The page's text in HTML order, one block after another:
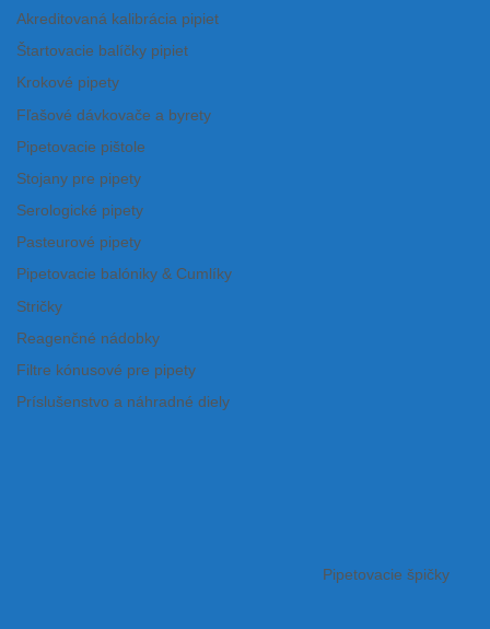
Akreditovaná kalibrácia pipiet
Štartovacie balíčky pipiet
Krokové pipety
Fľašové dávkovače a byrety
Pipetovacie pištole
Stojany pre pipety
Serologické pipety
Pasteurové pipety
Pipetovacie balóniky & Cumlíky
Stričky
Reagenčné nádobky
Filtre kónusové pre pipety
Príslušenstvo a náhradné diely
Pipetovacie špičky